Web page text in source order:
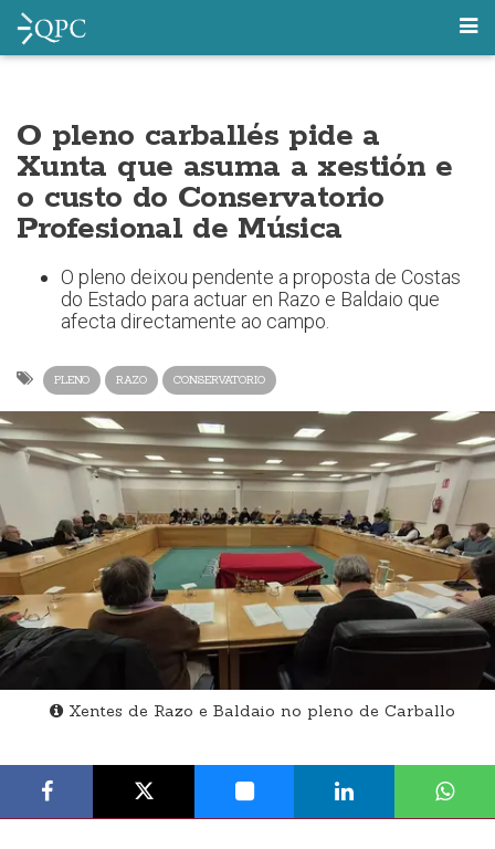
O pleno carballés pide a
Xunta que asuma a xestión e
o custo do Conservatorio
Profesional de Música
O pleno deixou pendente a proposta de Costas
do Estado para actuar en Razo e Baldaio que
afecta directamente ao campo.
PLENO RAZO CONSERVATORIO
Xentes de Razo e Baldaio no pleno de Carballo